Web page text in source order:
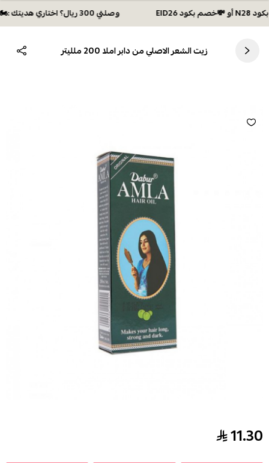
وصلتي 300 ريال؟ اختاري هديتك :🏍 شحن مجاني بكود N28 أو 💸خصم بكود EID26
زيت الشعر الاصلي من دابر املا 200 ملليتر
زيت الشعر الاصلي من دابر املا 200 ملليتر
11.30